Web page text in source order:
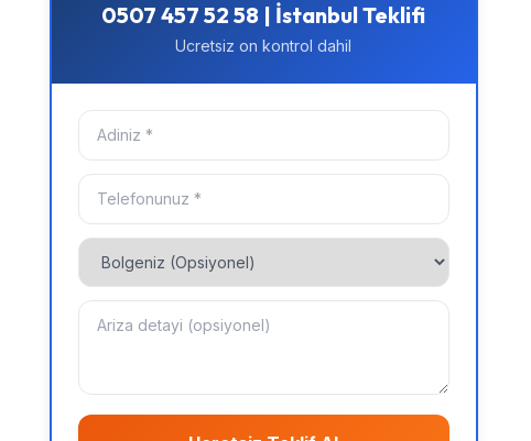
0507 457 52 58 | İstanbul Teklifi
Ucretsiz on kontrol dahil